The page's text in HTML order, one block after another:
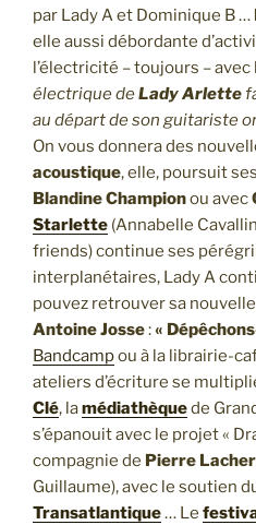
par Lady A et Dominique B …
elle aussi débordante
l’électricité – toujours – avec
électrique deLady Arlette
au départ de son guitariste
On vous donnera des
acoustique, elle, poursuit
Blandine Championou avec
Starlette (Annabelle
friends) continue ses
interplanétaires, Lady A
pouvez retrouver sa
Antoine Josse:«
Bandcampou à la librairie-
ateliers d’écriture se
Clé, lamédiathèquede
s’épanouit avec le projet «
compagnie de Pierre
Guillaume), avec le soutien
Transatlantique… Le